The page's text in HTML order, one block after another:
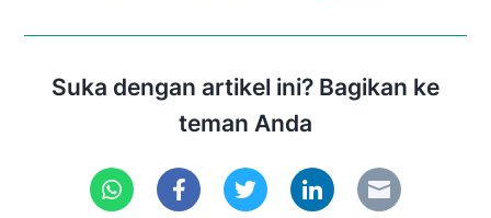
Suka dengan artikel ini? Bagikan ke
teman Anda